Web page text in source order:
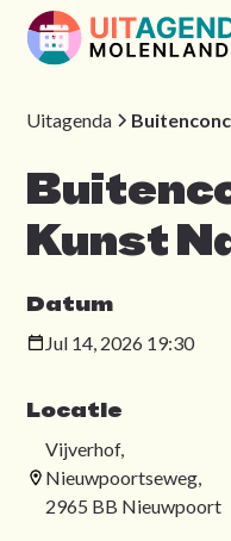
Uitagenda
Kunst
Datum
Jul 14, 2026 19:30
Locatie
Vijverhof,
Nieuwpoortseweg,
2965 BB Nieuwpoort